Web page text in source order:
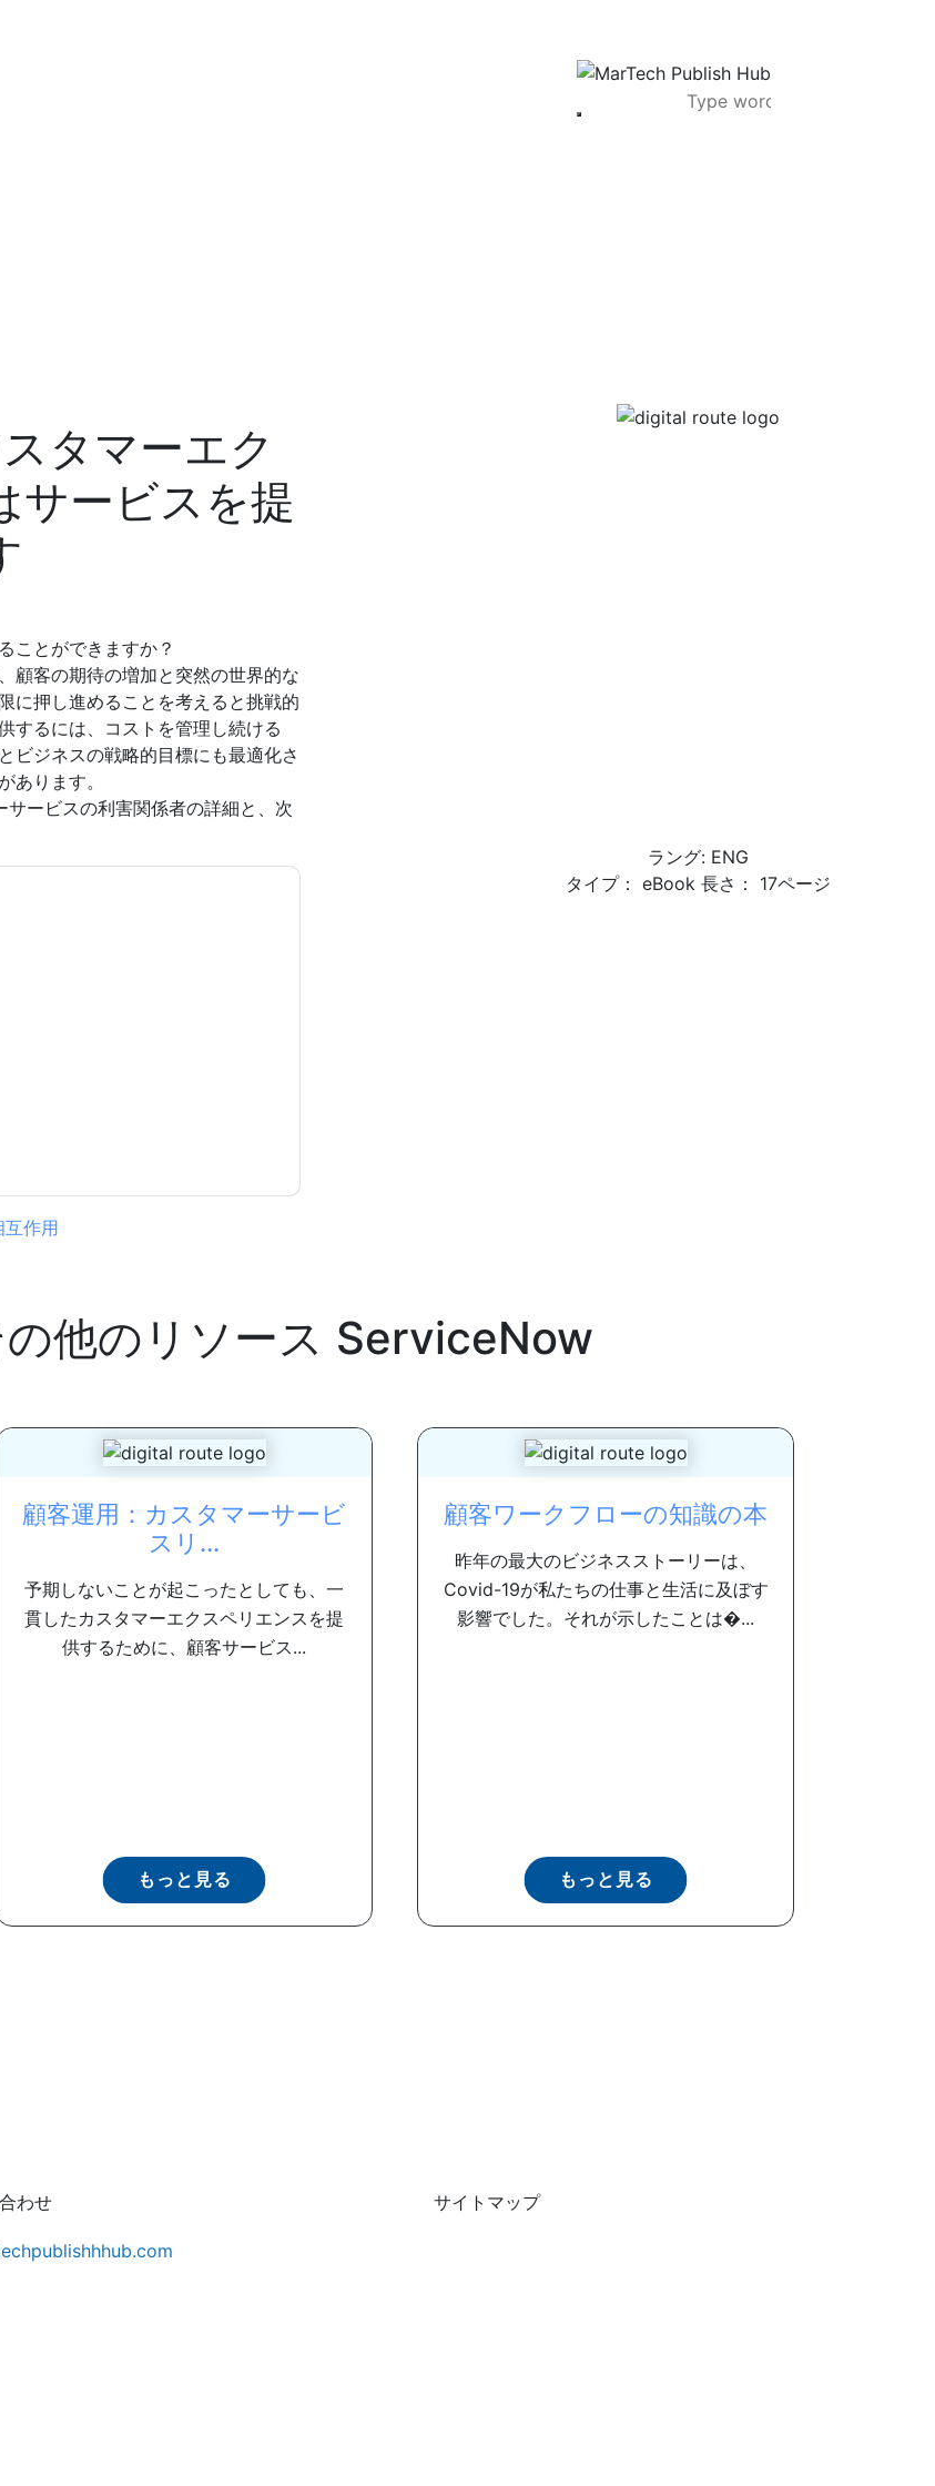
タマーエク
サービスを提
ことができますか？
顧客の期待の増加と突然の世界的な
に押し進めることを考えると挑戦的
するには、コストを管理し続ける
ビジネスの戦略的目標にも最適化さ
あります。
ービスの利害関係者の詳細と、次
互作用
ラング: ENG
タイプ： eBook 長さ： 17ページ
他のリソース ServiceNow
顧客運用：カスタマーサービ
スリ...
予期しないことが起こったとしても、一
貫したカスタマーエクスペリエンスを提
供するために、顧客サービス...
もっと見る
顧客ワークフローの知識の本
昨年の最大のビジネスストーリーは、
Covid-19が私たちの仕事と生活に及ぼす
影響でした。それが示したことは�...
もっと見る
わせ サイトマップ